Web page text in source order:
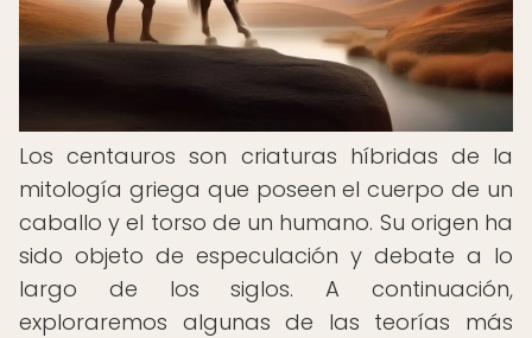
Los centauros son criaturas híbridas de la
mitología griega que poseen el cuerpo de un
caballo y el torso de un humano. Su origen ha
sido objeto de especulación y debate a lo
largo de los siglos. A continuación,
exploraremos algunas de las teorías más